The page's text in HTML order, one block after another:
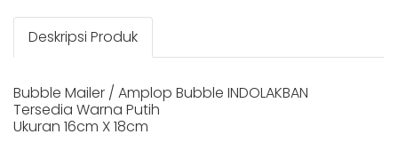
Deskripsi Produk
Bubble Mailer / Amplop Bubble INDOLAKBAN
Tersedia Warna Putih
Ukuran 16cm X 18cm